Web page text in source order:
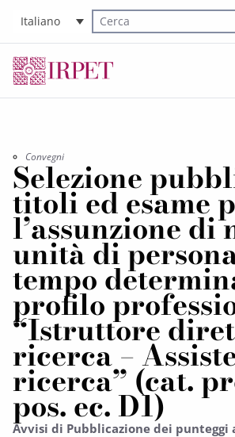
Italiano
Cerca nel sito
Convegni
Selezione
titoli ed esame
l’assunzione di
unità di
tempo
profilo
“Istruttore
ricerca –
ricerca” (cat.
pos. ec. D1)
Avvisi di Pubblicazione dei